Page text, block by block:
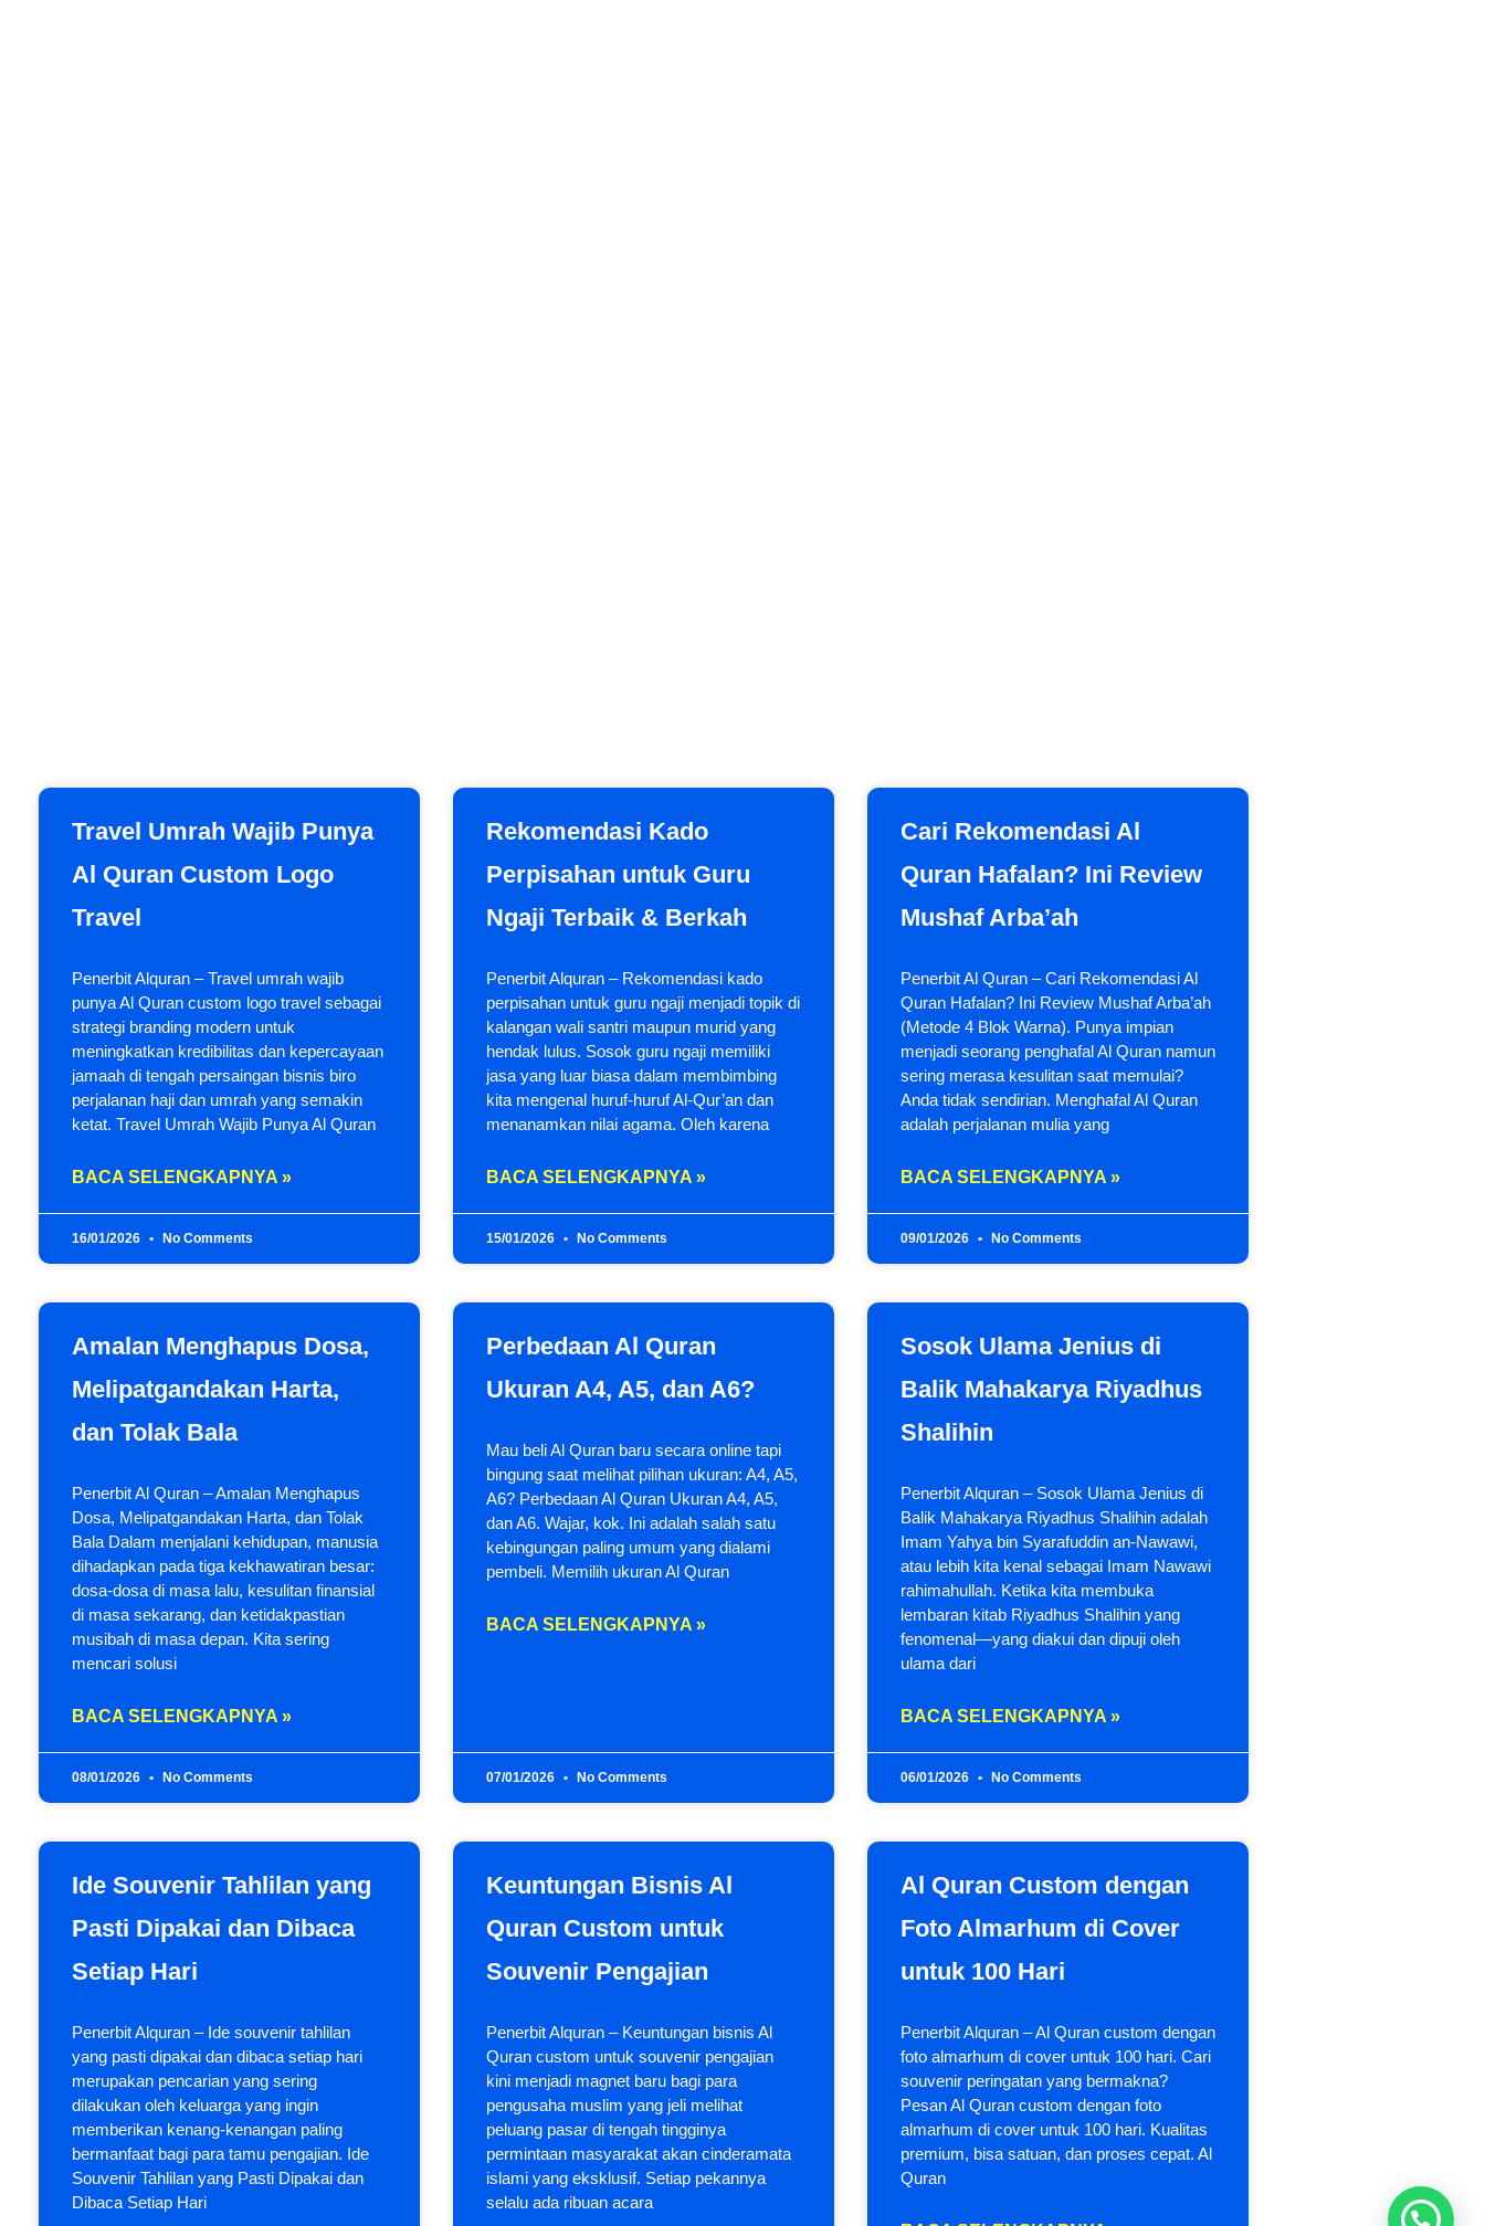
Travel Umrah Wajib Punya
Al Quran Custom Logo
Travel
Penerbit Alquran – Travel umrah wajib
punya Al Quran custom logo travel sebagai
strategi branding modern untuk
meningkatkan kredibilitas dan kepercayaan
jamaah di tengah persaingan bisnis biro
perjalanan haji dan umrah yang semakin
ketat. Travel Umrah Wajib Punya Al Quran
BACA SELENGKAPNYA »
16/01/2026 No Comments
Rekomendasi Kado
Perpisahan untuk Guru
Ngaji Terbaik & Berkah
Penerbit Alquran – Rekomendasi kado
perpisahan untuk guru ngaji menjadi topik di
kalangan wali santri maupun murid yang
hendak lulus. Sosok guru ngaji memiliki
jasa yang luar biasa dalam membimbing
kita mengenal huruf-huruf Al-Qur’an dan
menanamkan nilai agama. Oleh karena
BACA SELENGKAPNYA »
15/01/2026 No Comments
Cari Rekomendasi Al
Quran Hafalan? Ini Review
Mushaf Arba’ah
Penerbit Al Quran – Cari Rekomendasi Al
Quran Hafalan? Ini Review Mushaf Arba’ah
(Metode 4 Blok Warna). Punya impian
menjadi seorang penghafal Al Quran namun
sering merasa kesulitan saat memulai?
Anda tidak sendirian. Menghafal Al Quran
adalah perjalanan mulia yang
BACA SELENGKAPNYA »
09/01/2026 No Comments
Amalan Menghapus Dosa,
Melipatgandakan Harta,
dan Tolak Bala
Penerbit Al Quran – Amalan Menghapus
Dosa, Melipatgandakan Harta, dan Tolak
Bala Dalam menjalani kehidupan, manusia
dihadapkan pada tiga kekhawatiran besar:
dosa-dosa di masa lalu, kesulitan finansial
di masa sekarang, dan ketidakpastian
musibah di masa depan. Kita sering
mencari solusi
BACA SELENGKAPNYA »
08/01/2026 No Comments
Perbedaan Al Quran
Ukuran A4, A5, dan A6?
Mau beli Al Quran baru secara online tapi
bingung saat melihat pilihan ukuran: A4, A5,
A6? Perbedaan Al Quran Ukuran A4, A5,
dan A6. Wajar, kok. Ini adalah salah satu
kebingungan paling umum yang dialami
pembeli. Memilih ukuran Al Quran
BACA SELENGKAPNYA »
07/01/2026 No Comments
Sosok Ulama Jenius di
Balik Mahakarya Riyadhus
Shalihin
Penerbit Alquran – Sosok Ulama Jenius di
Balik Mahakarya Riyadhus Shalihin adalah
Imam Yahya bin Syarafuddin an-Nawawi,
atau lebih kita kenal sebagai Imam Nawawi
rahimahullah. Ketika kita membuka
lembaran kitab Riyadhus Shalihin yang
fenomenal—yang diakui dan dipuji oleh
ulama dari
BACA SELENGKAPNYA »
06/01/2026 No Comments
Ide Souvenir Tahlilan yang
Pasti Dipakai dan Dibaca
Setiap Hari
Penerbit Alquran – Ide souvenir tahlilan
yang pasti dipakai dan dibaca setiap hari
merupakan pencarian yang sering
dilakukan oleh keluarga yang ingin
memberikan kenang-kenangan paling
bermanfaat bagi para tamu pengajian. Ide
Souvenir Tahlilan yang Pasti Dipakai dan
Dibaca Setiap Hari
Keuntungan Bisnis Al
Quran Custom untuk
Souvenir Pengajian
Penerbit Alquran – Keuntungan bisnis Al
Quran custom untuk souvenir pengajian
kini menjadi magnet baru bagi para
pengusaha muslim yang jeli melihat
peluang pasar di tengah tingginya
permintaan masyarakat akan cinderamata
islami yang eksklusif. Setiap pekannya
selalu ada ribuan acara
Al Quran Custom dengan
Foto Almarhum di Cover
untuk 100 Hari
Penerbit Alquran – Al Quran custom dengan
foto almarhum di cover untuk 100 hari. Cari
souvenir peringatan yang bermakna?
Pesan Al Quran custom dengan foto
almarhum di cover untuk 100 hari. Kualitas
premium, bisa satuan, dan proses cepat. Al
Quran